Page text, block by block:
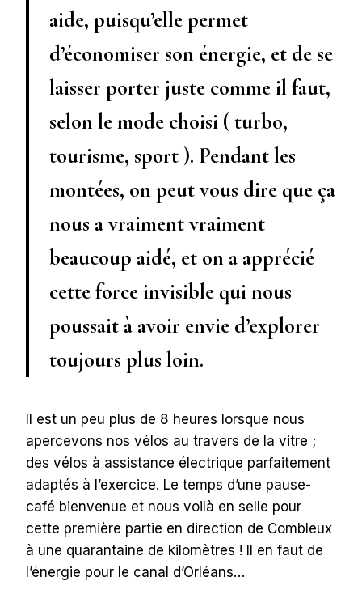
aide, puisqu’elle permet
d’économiser son énergie, et de se
laisser porter juste comme il faut,
selon le mode choisi ( turbo,
tourisme, sport ). Pendant les
montées, on peut vous dire que ça
nous a vraiment vraiment
beaucoup aidé, et on a apprécié
cette force invisible qui nous
poussait à avoir envie d’explorer
toujours plus loin.
Il est un peu plus de 8 heures lorsque nous
apercevons nos vélos au travers de la vitre ;
des vélos à assistance électrique parfaitement
adaptés à l’exercice. Le temps d’une pause-
café bienvenue et nous voilà en selle pour
cette première partie en direction de Combleux
à une quarantaine de kilomètres ! Il en faut de
l’énergie pour le canal d’Orléans…